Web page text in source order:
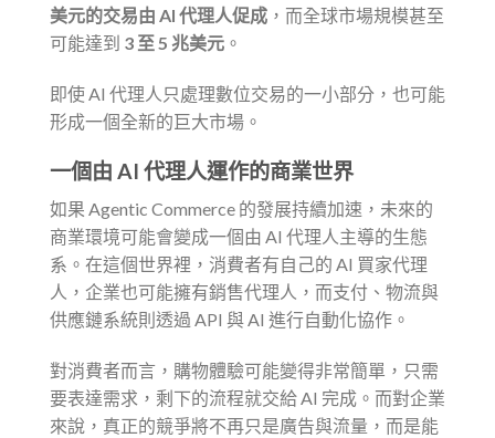
美元的交易由 AI 代理人促成 ，而全球市場規模甚至
可能達到 3 至 5 兆美元 。
即使 AI 代理人只處理數位交易的一小部分，也可能
形成一個全新的巨大市場。
一個由 AI 代理人運作的商業世界
如果 Agentic Commerce 的發展持續加速，未來的
商業環境可能會變成一個由 AI 代理人主導的生態
系。在這個世界裡，消費者有自己的 AI 買家代理
人，企業也可能擁有銷售代理人，而支付、物流與
供應鏈系統則透過 API 與 AI 進行自動化協作。
對消費者而言，購物體驗可能變得非常簡單，只需
要表達需求，剩下的流程就交給 AI 完成。而對企業
來說，真正的競爭將不再只是廣告與流量，而是能